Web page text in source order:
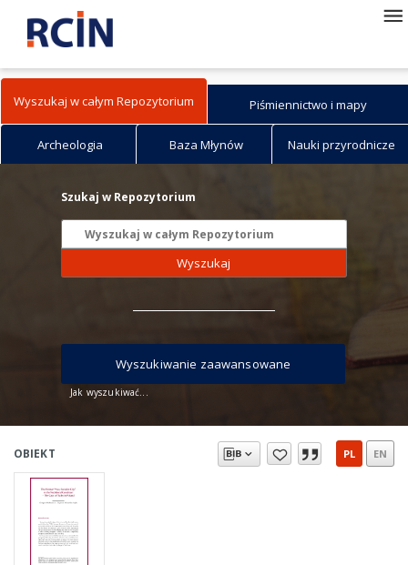
Wyszukaj w całym Repozytorium Piśmiennictwo i mapy
Archeologia Baza Młynów Nauki przyrodnicze
Szukaj w Repozytorium
Wyszukaj
Jak wyszukiwać...
Wyszukiwanie zaawansowane
OBIEKT PL EN